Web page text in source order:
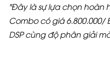
"Đây là sự lựa chọn hoàn
Combo có giá 6.800.000/
DSP cùng độ phân giải